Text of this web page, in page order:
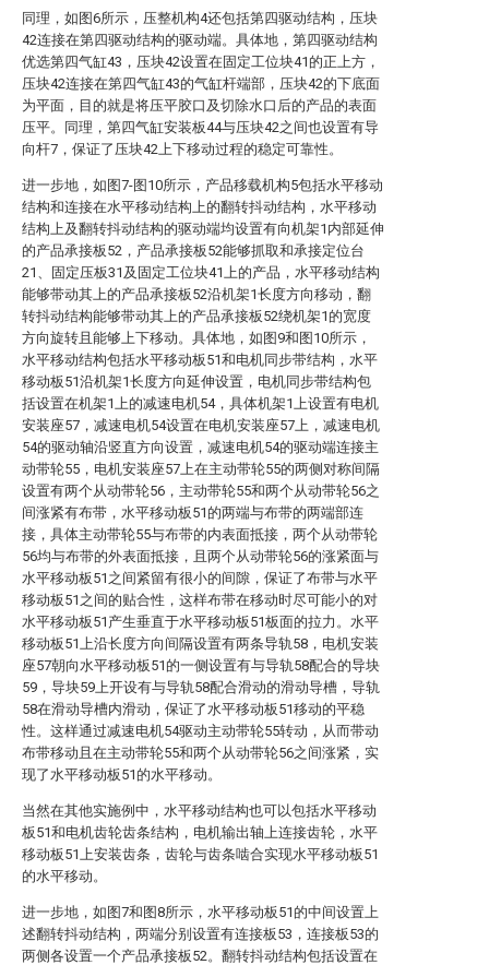
同理，如图6所示，压整机构4还包括第四驱动结构，压块
42连接在第四驱动结构的驱动端。具体地，第四驱动结构
优选第四气缸43，压块42设置在固定工位块41的正上方，
压块42连接在第四气缸43的气缸杆端部，压块42的下底面
为平面，目的就是将压平胶口及切除水口后的产品的表面
压平。同理，第四气缸安装板44与压块42之间也设置有导
向杆7，保证了压块42上下移动过程的稳定可靠性。
进一步地，如图7-图10所示，产品移载机构5包括水平移动
结构和连接在水平移动结构上的翻转抖动结构，水平移动
结构上及翻转抖动结构的驱动端均设置有向机架1内部延伸
的产品承接板52，产品承接板52能够抓取和承接定位台
21、固定压板31及固定工位块41上的产品，水平移动结构
能够带动其上的产品承接板52沿机架1长度方向移动，翻
转抖动结构能够带动其上的产品承接板52绕机架1的宽度
方向旋转且能够上下移动。具体地，如图9和图10所示，
水平移动结构包括水平移动板51和电机同步带结构，水平
移动板51沿机架1长度方向延伸设置，电机同步带结构包
括设置在机架1上的减速电机54，具体机架1上设置有电机
安装座57，减速电机54设置在电机安装座57上，减速电机
54的驱动轴沿竖直方向设置，减速电机54的驱动端连接主
动带轮55，电机安装座57上在主动带轮55的两侧对称间隔
设置有两个从动带轮56，主动带轮55和两个从动带轮56之
间涨紧有布带，水平移动板51的两端与布带的两端部连
接，具体主动带轮55与布带的内表面抵接，两个从动带轮
56均与布带的外表面抵接，且两个从动带轮56的涨紧面与
水平移动板51之间紧留有很小的间隙，保证了布带与水平
移动板51之间的贴合性，这样布带在移动时尽可能小的对
水平移动板51产生垂直于水平移动板51板面的拉力。水平
移动板51上沿长度方向间隔设置有两条导轨58，电机安装
座57朝向水平移动板51的一侧设置有与导轨58配合的导块
59，导块59上开设有与导轨58配合滑动的滑动导槽，导轨
58在滑动导槽内滑动，保证了水平移动板51移动的平稳
性。这样通过减速电机54驱动主动带轮55转动，从而带动
布带移动且在主动带轮55和两个从动带轮56之间涨紧，实
现了水平移动板51的水平移动。
当然在其他实施例中，水平移动结构也可以包括水平移动
板51和电机齿轮齿条结构，电机输出轴上连接齿轮，水平
移动板51上安装齿条，齿轮与齿条啮合实现水平移动板51
的水平移动。
进一步地，如图7和图8所示，水平移动板51的中间设置上
述翻转抖动结构，两端分别设置有连接板53，连接板53的
两侧各设置一个产品承接板52。翻转抖动结构包括设置在